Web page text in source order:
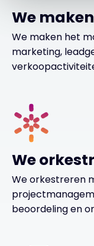
We maken
We maken het
marketing,
We
We orkestreren
beoordeling en